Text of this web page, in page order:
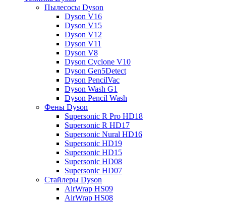
Пылесосы Dyson
Dyson V16
Dyson V15
Dyson V12
Dyson V11
Dyson V8
Dyson Cyclone V10
Dyson Gen5Detect
Dyson PencilVac
Dyson Wash G1
Dyson Pencil Wash
Фены Dyson
Supersonic R Pro HD18
Supersonic R HD17
Supersonic Nural HD16
Supersonic HD19
Supersonic HD15
Supersonic HD08
Supersonic HD07
Стайлеры Dyson
AirWrap HS09
AirWrap HS08